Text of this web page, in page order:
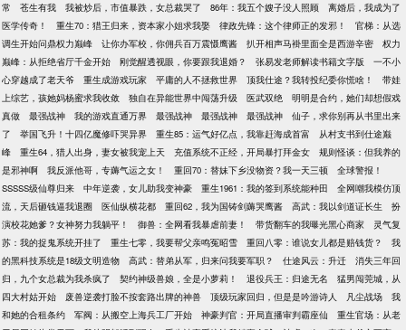
常
苍生有我 我被炒后，市值暴跌，女总裁哭了 86年：我五个嫂子没人照顾
离婚后，我成为了
医学传奇！
重生70：猎王归来，资本家小姐求我娶 律政先锋：这个律师正的发邪！
官梯：从选
调生开始问鼎权力巅峰
让你办军校，你佣兵百万震慑鹰酱 扒开相声马褂里面全是西游辛密
权力
巅峰：从拒绝省厅千金开始
刚觉醒透视眼，你要跟我退婚？ 张易发老师解读书籍文字版
一不小
心穿越成了老天爷
重生成游戏玩家 平庸的人不拯救世界 顶我仕途？我转投纪委你慌啥！
带娃
上综艺，孩她妈杨蜜求我收敛
独自在异能世界中闯荡升级 医武双绝
明明是合约，她们却想假戏
真做
最强战神 我的游戏直通万界 最强战神 最强战神 最强战神
仙子，求你别再从书里出来
了
举国飞升！十四亿魔修吓哭异界 重生85：运气好亿点，我靠赶海成首富
从村支书到仕途巅
峰
重生64，猎人出身，妻女被我宠上天 充值系统不正经，开局暴打拜金女
规则怪谈：但我养的
是邪神啊
我反派他哥，专薅气运之女！ 重回70：替妹下乡没物资？我一天三顿
全球警报！
SSSSS级仙尊归来
中年逆袭，女儿助我变神豪 重生1961：我的签到系统能种田
全网嘲我模仿顶
流，天后砸钱逼我退圈
医仙纵横花都 重回62，我为国铸剑薅哭鹰酱 高武：我以剑道证长生
扮
演校花她爹？女神努力我躺平！
御兽：全网看我暴虐前妻！ 带货翻车的我曝光黑心商家
灵气复
苏：我的捉鬼系统开挂了
重生七零，我要帮父亲鸣冤昭雪 重回八零：谁说女儿都是赔钱货？
我
的黑科技系统是18级文明造物
高武：替弟从军，归来问我要军职？ 仕途风云：升迁
消失三年回
归，九个女总裁为我杀疯了
契约神级兽娘，全是小萝莉！ 退役兵王：归途无名
猛男闯莞城，从
四大村姑开始
废兽逆袭打脸不按套路出牌的神兽 顶级玩家回归，但是是吟游诗人 凡尘战场
我
和她的合租条约
军阀：从搬空上海兵工厂开始 神豪判官：开局直播审判霸座仙
重生官场：从老